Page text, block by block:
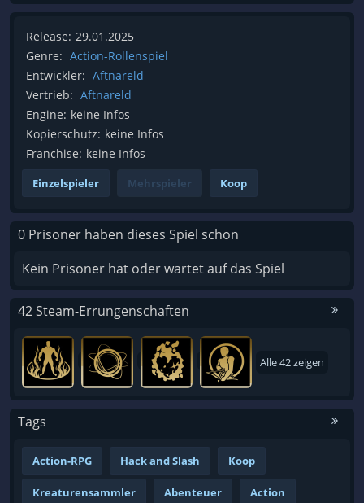
Release: 29.01.2025
Genre: Action-Rollenspiel
Entwickler: Aftnareld
Vertrieb: Aftnareld
Engine: keine Infos
Kopierschutz: keine Infos
Franchise: keine Infos
Einzelspieler Mehrspieler Koop
0 Prisoner haben dieses Spiel schon
Kein Prisoner hat oder wartet auf das Spiel
42 Steam-Errungenschaften
Alle 42 zeigen
Tags
Action-RPG Hack and Slash Koop
Kreaturensammler Abenteuer Action